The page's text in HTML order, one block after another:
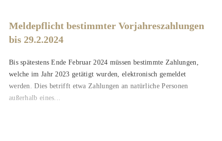
Meldepflicht bestimmter Vorjahreszahlungen
bis 29.2.2024
Bis spätestens Ende Februar 2024 müssen bestimmte Zahlungen,
welche im Jahr 2023 getätigt wurden, elektronisch gemeldet
werden. Dies betrifft etwa Zahlungen an natürliche Personen
außerhalb eines...